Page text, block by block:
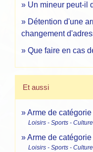
Un mineur peut-il
Détention d'une
changement
Que faire en cas
Et aussi
Arme de
Loisirs - Sports - Culture
Arme de
Loisirs - Sports - Culture